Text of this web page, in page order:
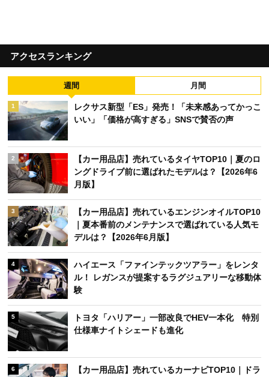
アクセスランキング
週間 月間
1
レクサス新型「ES」発売！「未来感あってかっこ
いい」「価格が高すぎる」SNSで賛否の声
2
【カー用品店】売れているタイヤTOP10｜夏のロ
ングドライブ前に選ばれたモデルは？【2026年6
月版】
3
【カー用品店】売れているエンジンオイルTOP10
｜夏本番前のメンテナンスで選ばれている人気モ
デルは？【2026年6月版】
4
ハイエース「ファインテックツアラー」をレンタ
ル！ レガンスが提案するラグジュアリーな移動体
験
5
トヨタ「ハリアー」一部改良でHEV一本化 特別
仕様車ナイトシェードも進化
6
【カー用品店】売れているカーナビTOP10｜ドラ